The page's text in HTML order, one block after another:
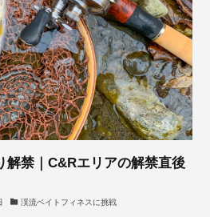
解禁｜C&Rエリアの解禁直後
渓流ベイトフィネスに挑戦